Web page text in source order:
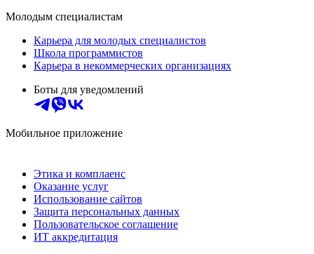
Молодым специалистам
Карьера для молодых специалистов
Школа программистов
Карьера в некоммерческих организациях
Боты для уведомлений
Мобильное приложение
Этика и комплаенс
Оказание услуг
Использование сайтов
Защита персональных данных
Пользовательское соглашение
ИТ аккредитация